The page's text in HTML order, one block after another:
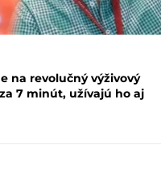
na revolučný výživový
7 minút, užívajú ho aj